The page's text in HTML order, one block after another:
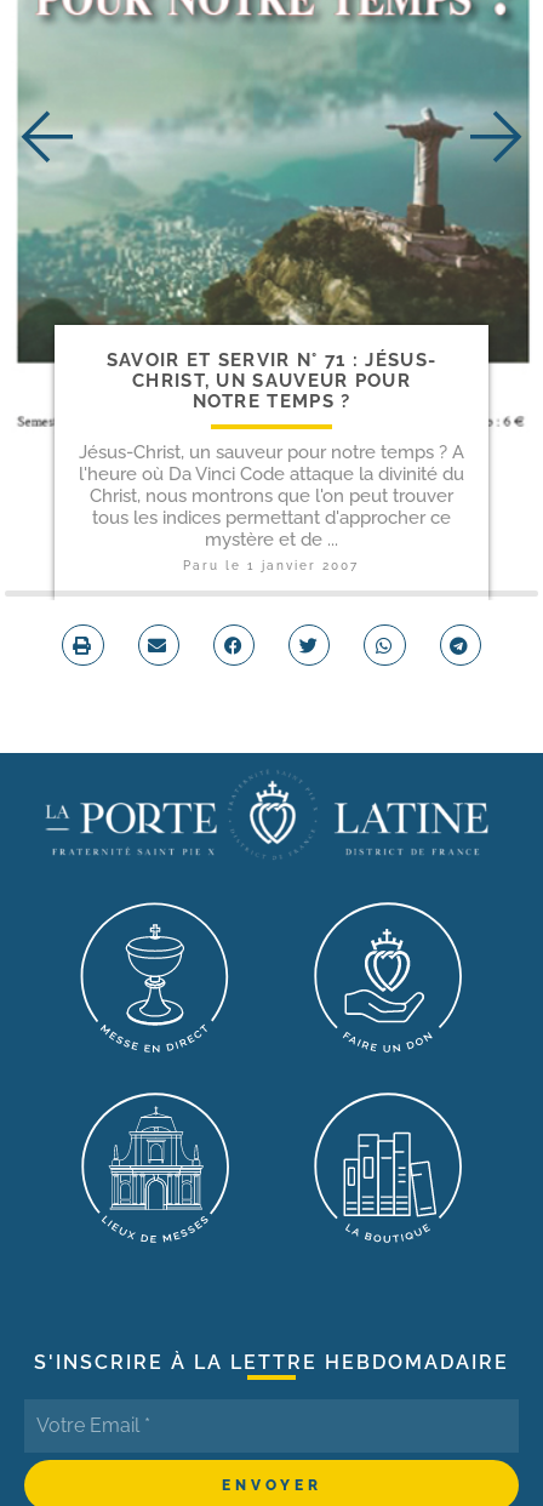
SAVOIR ET SERVIR N° 71 : JÉSUS-​
CHRIST, UN SAUVEUR POUR
NOTRE TEMPS ?
Jésus-Christ, un sauveur pour notre temps ? A
l'heure où Da Vinci Code attaque la divinité du
Christ, nous montrons que l'on peut trouver
tous les indices permettant d'approcher ce
mystère et de ...
Paru le1 janvier 2007
S'INSCRIRE À LA LETTRE HEBDOMADAIRE